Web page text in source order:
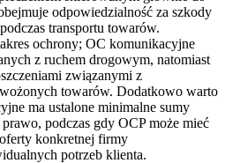
odpowiedzialność za szkody
transportu towarów.
ochrony; OC komunikacyjne
z ruchem drogowym, natomiast
związanymi z
towarów. Dodatkowo warto
ma ustalone minimalne sumy
podczas gdy OCP może mieć
konkretnej firmy
potrzeb klienta.